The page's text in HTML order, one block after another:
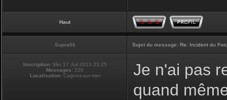
Haut
Supra06 Sujet du message: Re: Incident du
Inscription: Mer 17 Juil 2013 23:25
Messages: 220
Localisation:Cagnes-sur-mer
Je n'ai pas
quand